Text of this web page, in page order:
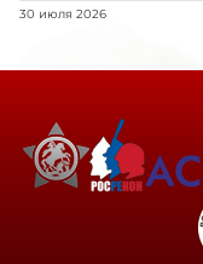
30 июля 2026